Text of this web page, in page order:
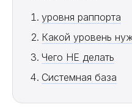
уровня раппорта
Какой уровень
Чего НЕ делать
Системная база